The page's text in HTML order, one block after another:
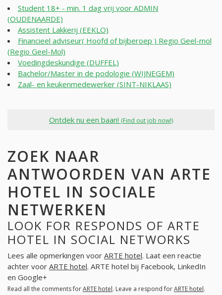
Student 18+ - min. 1 dag vrij voor ADMIN
(OUDENAARDE)
Assistent Lakkerij (EEKLO)
Financieel adviseur( Hoofd of bijberoep ) Regio Geel-mol
(Regio Geel-Mol)
Voedingdeskundige (DUFFEL)
Bachelor/Master in de podologie (WIJNEGEM)
Zaal- en keukenmedewerker (SINT-NIKLAAS)
Ontdek nu een baan! (Find out job now!)
ZOEK NAAR
ANTWOORDEN VAN ARTE
HOTEL IN SOCIALE
NETWERKEN
LOOK FOR RESPONDS OF ARTE
HOTEL IN SOCIAL NETWORKS
Lees alle opmerkingen voor ARTE hotel. Laat een reactie
achter voor ARTE hotel. ARTE hotel bij Facebook, LinkedIn
en Google+
Read all the comments forARTE hotel. Leave a respond forARTE hotel.